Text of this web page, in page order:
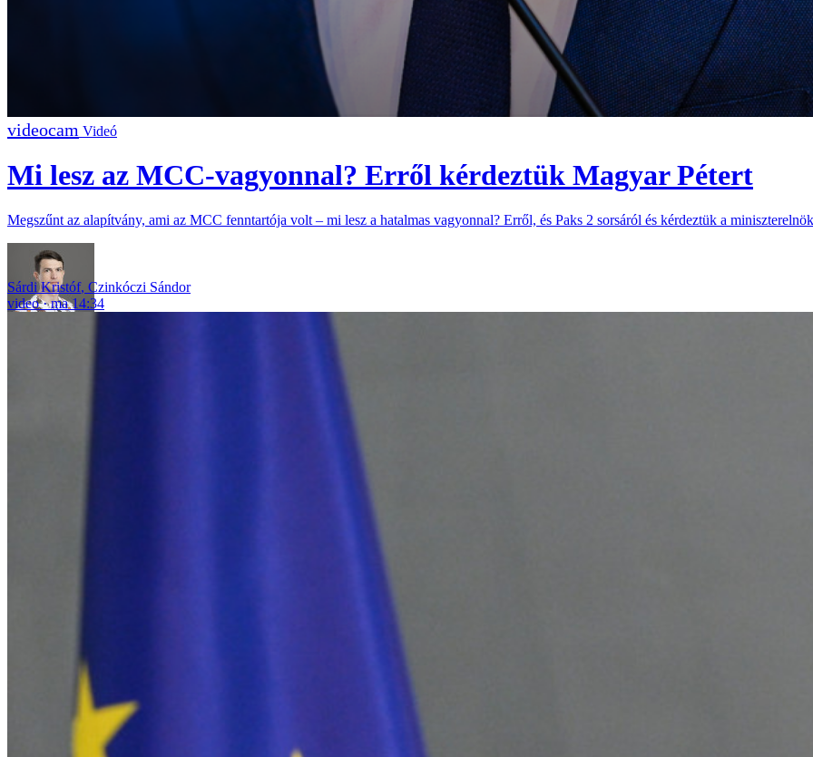
Videó
Mi lesz az MCC-vagyonnal? Erről kérdeztük Magyar Pétert
Megszűnt az alapítvány, ami az MCC fenntartója volt – mi lesz a hatalmas vagyonnal? Erről, és Paks 2 sorsáról és kérdeztük a
Sárdi Kristóf, Czinkóczi Sándor
video
ma 14:34